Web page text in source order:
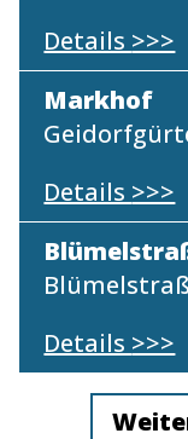
Details >>>
Markhof
Details >>>
Details >>>